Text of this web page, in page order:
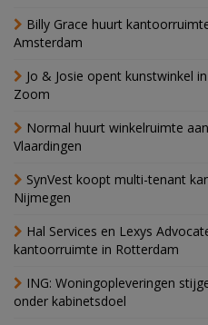
Billy Grace huurt
Amsterdam
Jo & Josie opent kunstwinkel
Zoom
Normal huurt winkelruimte
Vlaardingen
SynVest koopt multi-tenant
Nijmegen
Hal Services en Lexys
kantoorruimte in Rotterdam
ING: Woningopleveringen
onder kabinetsdoel